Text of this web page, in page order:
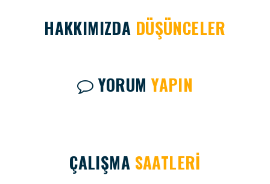
HAKKIMIZDA DÜŞÜNCELER
YORUMYAPIN
ÇALIŞMA SAATLERİ